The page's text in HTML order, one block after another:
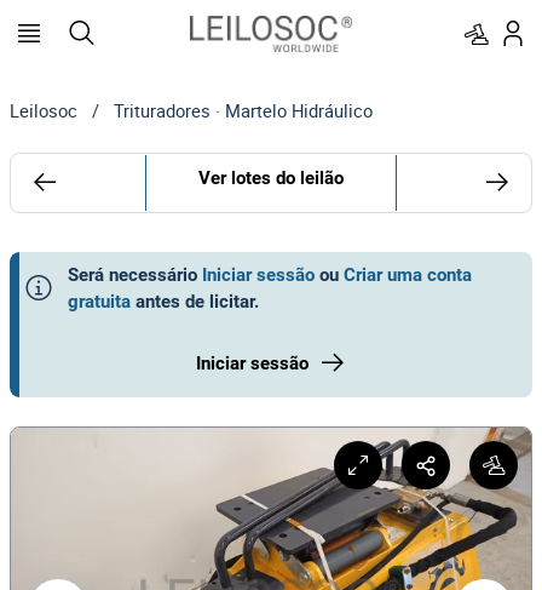
Leilosoc / Trituradores · Martelo Hidráulico
Ver lotes do leilão
Será necessário Iniciar sessão ou Criar uma conta
gratuita antes de licitar.
Iniciar sessão